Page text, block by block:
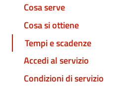
Cosa serve
Cosa si ottiene
Tempi e scadenze
Accedi al servizio
Condizioni di servizio